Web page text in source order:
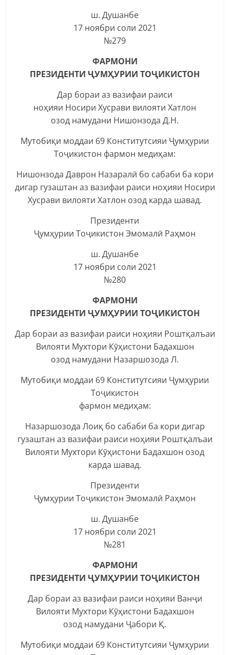
ш. Душанбе
17 ноябри соли 2021
№279
ФАРМОНИ
ПРЕЗИДЕНТИ ҶУМҲУРИИ ТОҶИКИСТОН
Дар бораи аз вазифаи раиси
ноҳияи Носири Хусрави вилояти Хатлон
озод намудани Нишонзода Д.Н.
Мутобиқи моддаи 69 Конститутсияи Ҷумҳурии
Тоҷикистон фармон медиҳам:
Нишонзода Даврон Назаралӣ бо сабаби ба кори
дигар гузаштан аз вазифаи раиси ноҳияи Носири
Хусрави вилояти Хатлон озод карда шавад.
Президенти
Ҷумҳурии Тоҷикистон Эмомалӣ Раҳмон
ш. Душанбе
17 ноябри соли 2021
№280
ФАРМОНИ
ПРЕЗИДЕНТИ ҶУМҲУРИИ ТОҶИКИСТОН
Дар бораи аз вазифаи раиси ноҳияи Роштқалъаи
Вилояти Мухтори Кӯҳистони Бадахшон
озод намудани Назаршозода Л.
Мутобиқи моддаи 69 Конститутсияи Ҷумҳурии
Тоҷикистон
фармон медиҳам:
Назаршозода Лоиқ бо сабаби ба кори дигар
гузаштан аз вазифаи раиси ноҳияи Роштқалъаи
Вилояти Мухтори Кӯҳистони Бадахшон озод
карда шавад.
Президенти
Ҷумҳурии Тоҷикистон Эмомалӣ Раҳмон
ш. Душанбе
17 ноябри соли 2021
№281
ФАРМОНИ
ПРЕЗИДЕНТИ ҶУМҲУРИИ ТОҶИКИСТОН
Дар бораи аз вазифаи раиси ноҳияи Ванҷи
Вилояти Мухтори Кӯҳистони Бадахшон
озод намудани Ҷабори Қ.
Мутобиқи моддаи 69 Конститутсияи Ҷумҳурии